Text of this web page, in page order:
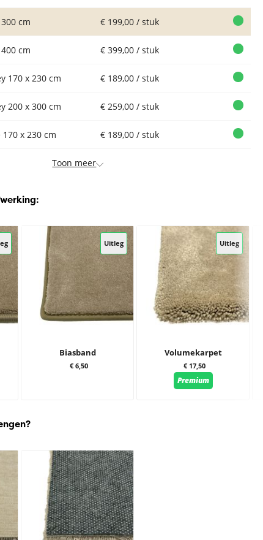
cm € 199,00 / stuk
cm € 399,00 / stuk
170 x 230 cm € 189,00 / stuk
200 x 300 cm € 259,00 / stuk
170 x 230 cm € 189,00 / stuk
Toon meer
Uitleg
Biasband
€ 6,50
Uitleg
Volumekarpet
€ 17,50
Premium
| 200x300
Vloerkleed